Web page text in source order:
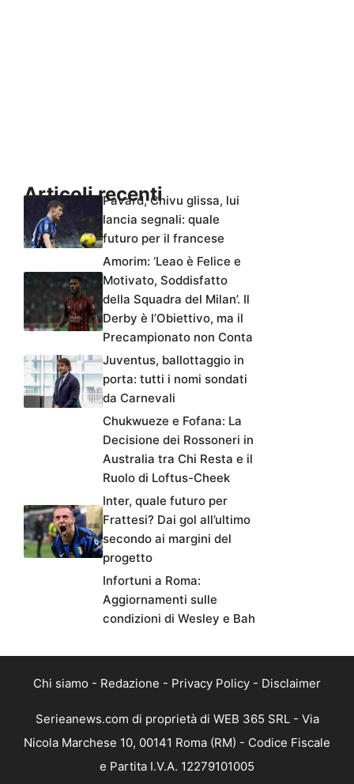
Articoli recentiPavard, Chivu glissa, lui
lancia segnali: quale
futuro per il francese
Amorim: ‘Leao è Felice e
Motivato, Soddisfatto
della Squadra del Milan’. Il
Derby è l’Obiettivo, ma il
Precampionato non Conta
Juventus, ballottaggio in
porta: tutti i nomi sondati
da Carnevali
Chukwueze e Fofana: La
Decisione dei Rossoneri in
Australia tra Chi Resta e il
Ruolo di Loftus-Cheek
Inter, quale futuro per
Frattesi? Dai gol all’ultimo
secondo ai margini del
progetto
Infortuni a Roma:
Aggiornamenti sulle
condizioni di Wesley e Bah
Chi siamo - Redazione - Privacy Policy - Disclaimer
Serieanews.com di proprietà di WEB 365 SRL - Via
Nicola Marchese 10, 00141 Roma (RM) - Codice Fiscale
e Partita I.V.A. 12279101005